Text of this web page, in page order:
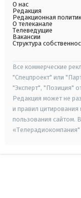
О нас
Редакция
Редакционная
О телеканале
Телеведущие
Вакансии
Структура
Все коммерческие
"Спецпроект" или
"Эксперт", "Позиция"
Редакция может не
и правил
пользования сайтом.